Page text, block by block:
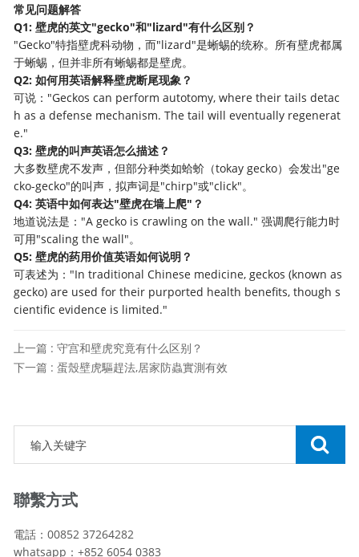
常见问题解答
Q1: 壁虎的英文"gecko"和"lizard"有什么区别？
"Gecko"特指壁虎科动物，而"lizard"是蜥蜴的统称。所有壁虎都属
于蜥蜴，但并非所有蜥蜴都是壁虎。
Q2: 如何用英语解释壁虎断尾现象？
可说："Geckos can perform autotomy, where their tails detac
h as a defense mechanism. The tail will eventually regenerat
e."
Q3: 壁虎的叫声英语怎么描述？
大多数壁虎不发声，但部分种类如蛤蚧（tokay gecko）会发出"ge
cko-gecko"的叫声，拟声词是"chirp"或"click"。
Q4: 英语中如何表达"壁虎在墙上爬"？
地道说法是："A gecko is crawling on the wall." 强调爬行能力时
可用"scaling the wall"。
Q5: 壁虎的药用价值英语如何说明？
可表述为："In traditional Chinese medicine, geckos (known as
gecko) are used for their purported health benefits, though s
cientific evidence is limited."
上一篇 : 守宫和壁虎究竟有什么区别？
下一篇 : 蛋殼壁虎驅趕法,居家防蟲實測有效
聯繫方式
電話：00852 37264282
whatsapp：+852 6054 0383